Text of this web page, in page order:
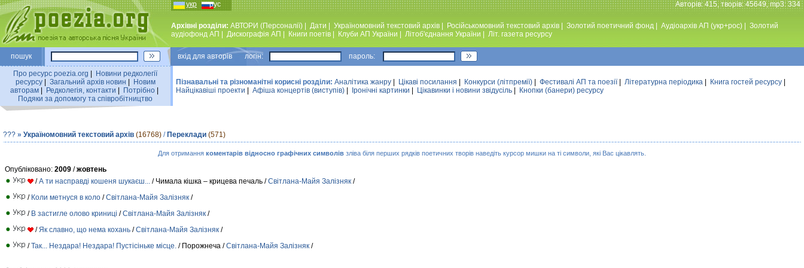
укр рус Авторiв: 415, творiв: 45649, mp3: 334
Архівні розділи: АВТОРИ (Персоналії) Дати Україномовний текстовий архiв Російськомовний текстовий архів Золотий поетичний фонд Аудiоархiв АП (укр+рос)
Золотий
аудiофонд АП
Дискографiя АП Книги поетiв Клуби АП України Лiтоб'єднання України Лiт. газета ресурсу
пошук вхiд для авторiв логін: пароль:
Про ресурс poezia.org
Новини редколегiї
ресурсу| Загальний архiв новин
Новим
авторам
Редколегiя, контакти Потрiбно
Подяки за допомогу та співробітництво
Пізнавальні та різноманітні корисні розділи: Аналiтика жанру Цікаві посилання Конкурси (лiтпремiї) Фестивалi АП та поезiї| Літературна періодика Книга гостей ресурсу
Найцiкавiшi проекти
Афіша концертів (виступів) Iронiчнi картинки Цікавинки і новини звідусіль Кнопки (банери) ресурсу
??? » Україномовний текстовий архів (16768) / Переклади (571)
Для отримання коментарів відносно графічних символів зліва біля перших рядків поетичних творів наведіть курсор мишки на ті символи, які Вас цікавлять.
Опубліковано: 2009 /жовтень
/А ти насправді кошеня шукаєш... / Чимала кішка – крицева печаль /Свiтлана-Майя Залiзняк /
/ Коли метнуся в коло /Свiтлана-Майя Залiзняк /
/ В застигле олово криниці /Свiтлана-Майя Залiзняк /
/ Як славно, що нема кохань /Свiтлана-Майя Залiзняк /
/Так... Нездара! Нездара! Пустісіньке місце. / Порожнеча /Свiтлана-Майя Залiзняк /